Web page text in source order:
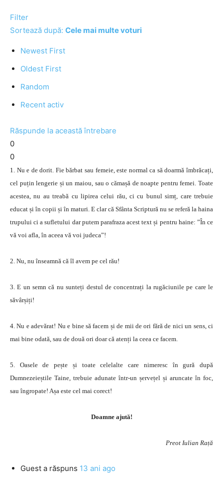
Filter
Sortează după: Cele mai multe voturi
Newest First
Oldest First
Random
Recent activ
Răspunde la această întrebare
0
0
1. Nu e de dorit. Fie bărbat sau femeie, este normal ca să doarmă îmbrăcați,
cel puțin lengerie și un maiou, sau o cămașă de noapte pentru femei. Toate
acestea, nu au treabă cu lipirea celui rău, ci cu bunul simț, care trebuie
educat și în copii și în maturi. E clar că Sfânta Scriptură nu se referă la haina
trupului ci a sufletului dar putem parafraza acest text și pentru haine: ”În ce
vă voi afla, în aceea vă voi judeca”!
2. Nu, nu înseamnă că îl avem pe cel rău!
3. E un semn că nu sunteți destul de concentrați la rugăciunile pe care le
săvârșiți!
4. Nu e adevărat! Nu e bine să facem și de mii de ori fără de nici un sens, ci
mai bine odată, sau de două ori doar că atenți la ceea ce facem.
5. Oasele de pește și toate celelalte care nimeresc în gură după
Dumnezeieștile Taine, trebuie adunate într-un șervețel și aruncate în foc,
sau îngropate! Așa este cel mai corect!
Doamne ajută!
Preot Iulian Rață
Guest a răspuns 13 ani ago